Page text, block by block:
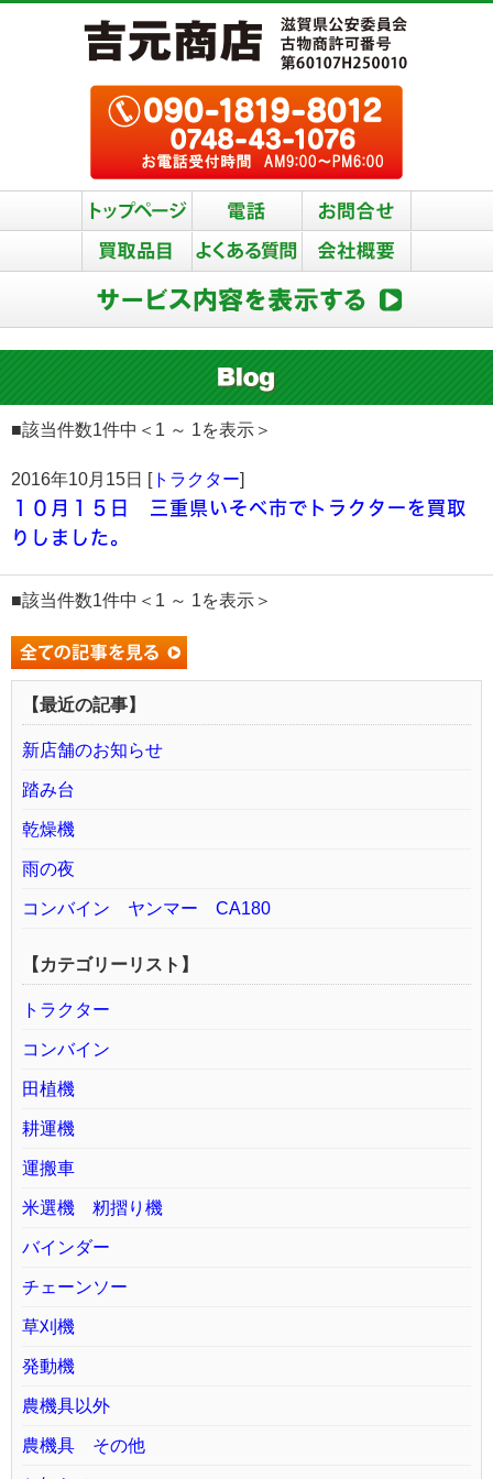
■該当件数1件中＜1 ～ 1を表示＞
2016年10月15日 [トラクター]
１０月１５日 三重県いそべ市でトラクターを買取
りしました。
■該当件数1件中＜1 ～ 1を表示＞
【最近の記事】
新店舗のお知らせ
踏み台
乾燥機
雨の夜
コンバイン ヤンマー CA180
【カテゴリーリスト】
トラクター
コンバイン
田植機
耕運機
運搬車
米選機 籾摺り機
バインダー
チェーンソー
草刈機
発動機
農機具以外
農機具 その他